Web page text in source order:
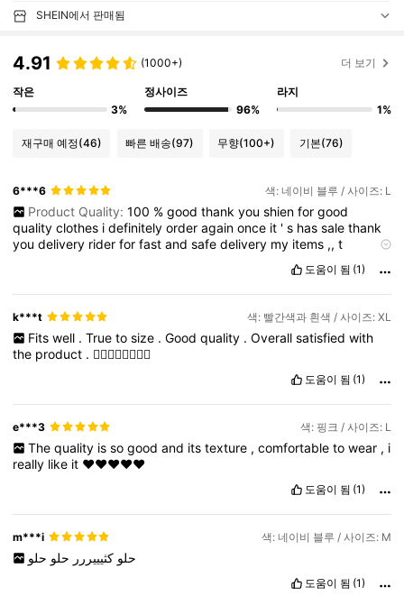
SHEIN에서 판매됨
4.91 (1000+) 더 보기
작은
3%
정사이즈
96%
라지
1%
재구매 예정(46) 빠른 배송(97) 무향(100+) 기본(76)
6***6 색: 네이비 블루 / 사이즈: L
Product Quality: 100 % good thank you shien for good
qualityclothes idefinitelyorderagainonce it 's hassalethank
youdelivery riderforfastandsafedelivery my items ,,t
도움이 됨 (1)
k***t 색: 빨간색과 흰색 / 사이즈: XL
Fits well . True to size . Good quality . Overall satisfied with
the product . 👍🏻👍🏻👍🏻👍🏻
도움이 됨 (1)
e***3 색: 핑크 / 사이즈: L
The quality is so good and its texture , comfortable to wear , i
really like it ❤️❤️❤️❤️❤️
도움이 됨 (1)
m***i 색: 네이비 블루 / 사이즈: M
حلوكثيييررر حلو حلو
도움이 됨 (1)